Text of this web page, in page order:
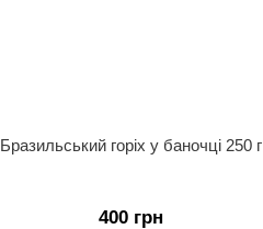
Бразильський горіх у баночці 250 г
400 грн